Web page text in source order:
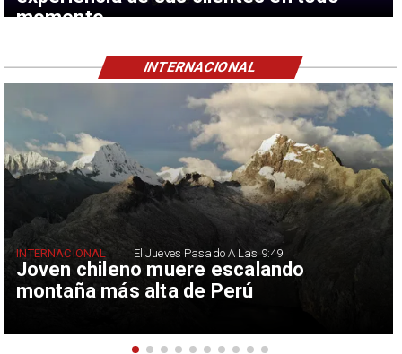
momento
Joven chileno muere escalando
montaña más alta de Perú
INTERNACIONAL El Jueves Pasado A Las 9:49
INTERNACIONAL